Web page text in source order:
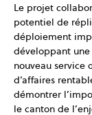
Le projet
potentiel de
déploiement
développant
nouveau service
d’affaires
démontrer
le canton de